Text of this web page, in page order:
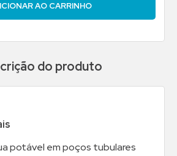
AO CARRINHO
do produto
potável em poços tubulares